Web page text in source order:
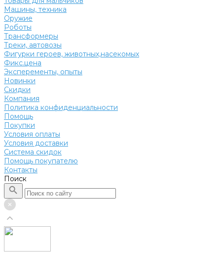
Машины, техника
Оружие
Роботы
Трансформеры
Треки, автовозы
Фигурки героев, животных,насекомых
Фикс.цена
Эксперементы, опыты
Новинки
Скидки
Компания
Политика конфиденциальности
Помощь
Покупки
Условия оплаты
Условия доставки
Система скидок
Помощь покупателю
Контакты
Поиск